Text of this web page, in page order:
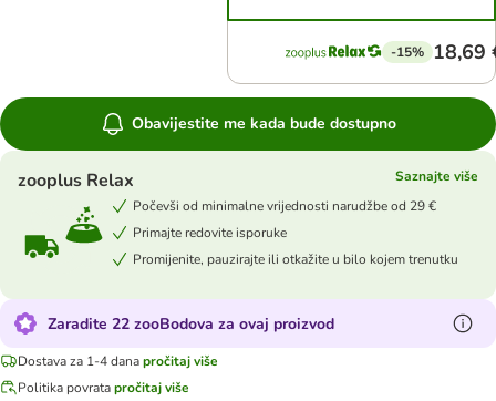
-15% 18,69
Obavijestite me kada bude dostupno
zooplus Relax
Saznajte više
Počevši od minimalne vrijednosti narudžbe od 29 €
Primajte redovite isporuke
Promijenite, pauzirajte ili otkažite u bilo kojem trenutku
Zaradite 22 zooBodova za ovaj proizvod
Dostava za 1-4 danapročitaj više
Politika povratapročitaj više